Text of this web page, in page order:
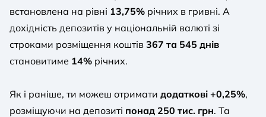
встановлена на рівні 13,75% річних в гривні. А
дохідність депозитів у національній валюті зі
строками розміщення коштів 367 та 545 днів
становитиме 14% річних.
Як і раніше, ти можеш отримати додаткові +0,25%,
розміщуючи на депозиті понад 250 тис. грн. Та